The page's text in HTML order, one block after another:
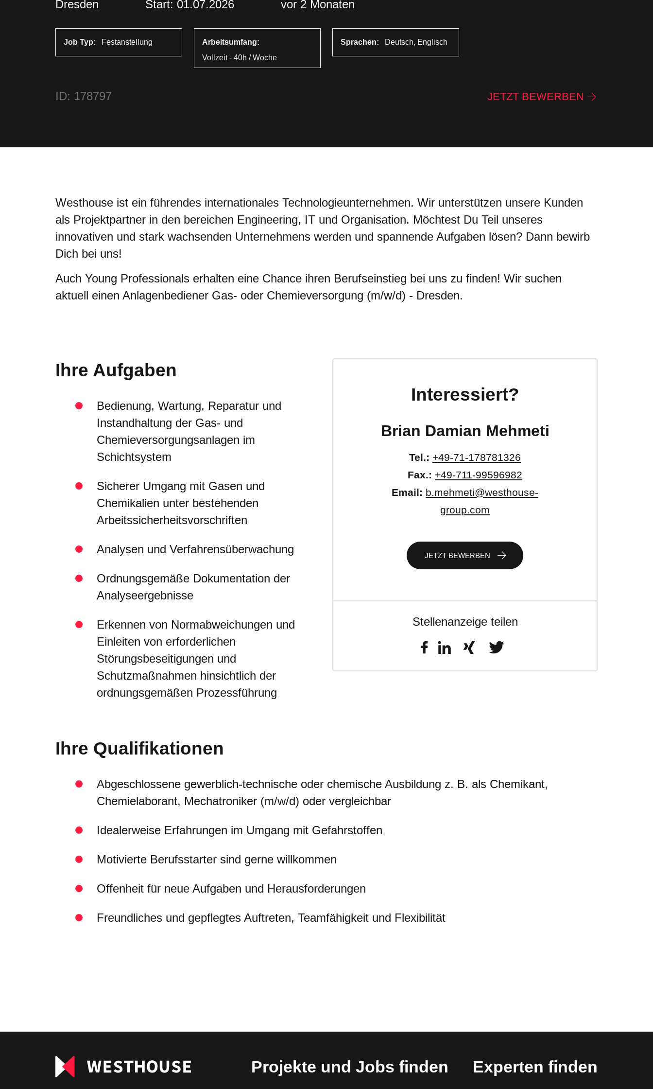
Dresden Start: 01.07.2026 vor 2 Monaten
Job Typ: Festanstellung
Arbeitsumfang:
Vollzeit - 40h / Woche
Sprachen: Deutsch, Englisch
ID: 178797 JETZT BEWERBEN
Westhouse ist ein führendes internationales Technologieunternehmen. Wir unterstützen unsere Kunden
als Projektpartner in den bereichen Engineering, IT und Organisation. Möchtest Du Teil unseres
innovativen und stark wachsenden Unternehmens werden und spannende Aufgaben lösen? Dann bewirb
Dich bei uns!
Auch Young Professionals erhalten eine Chance ihren Berufseinstieg bei uns zu finden! Wir suchen
aktuell einen Anlagenbediener Gas- oder Chemieversorgung (m/w/d) - Dresden.
Ihre Aufgaben
Bedienung, Wartung, Reparatur und
Instandhaltung der Gas- und
Chemieversorgungsanlagen im
Schichtsystem
Sicherer Umgang mit Gasen und
Chemikalien unter bestehenden
Arbeitssicherheitsvorschriften
Analysen und Verfahrensüberwachung
Ordnungsgemäße Dokumentation der
Analyseergebnisse
Erkennen von Normabweichungen und
Einleiten von erforderlichen
Störungsbeseitigungen und
Schutzmaßnahmen hinsichtlich der
ordnungsgemäßen Prozessführung
Interessiert?
Brian Damian Mehmeti
Tel.: +49-71-178781326
Fax.: +49-711-99596982
Email: b.mehmeti@westhouse-
group.com
JETZT BEWERBEN
Stellenanzeige teilen
Ihre Qualifikationen
Abgeschlossene gewerblich-technische oder chemische Ausbildung z. B. als Chemikant,
Chemielaborant, Mechatroniker (m/w/d) oder vergleichbar
Idealerweise Erfahrungen im Umgang mit Gefahrstoffen
Motivierte Berufsstarter sind gerne willkommen
Offenheit für neue Aufgaben und Herausforderungen
Freundliches und gepflegtes Auftreten, Teamfähigkeit und Flexibilität
Projekte und Jobs finden Experten finden